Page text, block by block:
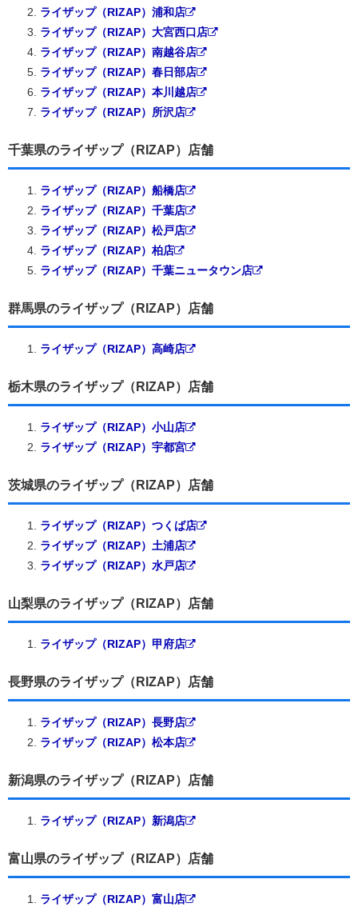
ライザップ（RIZAP）浦和店
ライザップ（RIZAP）大宮西口店
ライザップ（RIZAP）南越谷店
ライザップ（RIZAP）春日部店
ライザップ（RIZAP）本川越店
ライザップ（RIZAP）所沢店
千葉県のライザップ（RIZAP）店舗
ライザップ（RIZAP）船橋店
ライザップ（RIZAP）千葉店
ライザップ（RIZAP）松戸店
ライザップ（RIZAP）柏店
ライザップ（RIZAP）千葉ニュータウン店
群馬県のライザップ（RIZAP）店舗
ライザップ（RIZAP）高崎店
栃木県のライザップ（RIZAP）店舗
ライザップ（RIZAP）小山店
ライザップ（RIZAP）宇都宮
茨城県のライザップ（RIZAP）店舗
ライザップ（RIZAP）つくば店
ライザップ（RIZAP）土浦店
ライザップ（RIZAP）水戸店
山梨県のライザップ（RIZAP）店舗
ライザップ（RIZAP）甲府店
長野県のライザップ（RIZAP）店舗
ライザップ（RIZAP）長野店
ライザップ（RIZAP）松本店
新潟県のライザップ（RIZAP）店舗
ライザップ（RIZAP）新潟店
富山県のライザップ（RIZAP）店舗
ライザップ（RIZAP）富山店